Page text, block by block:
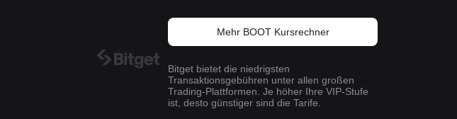
Mehr BOOT Kursrechner
Bitget bietet die niedrigsten
Transaktionsgebühren unter allen großen
Trading-Plattformen. Je höher Ihre VIP-Stufe
ist, desto günstiger sind die Tarife.